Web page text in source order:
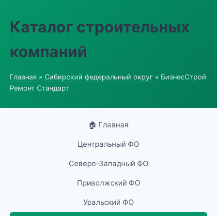
Каталог строительных
компаний
Главная » Сибирский федеральный округ » БизнесСтрой
Ремонт Стандарт
🏠 Главная
Центральный ФО
Северо-Западный ФО
Приволжский ФО
Уральский ФО